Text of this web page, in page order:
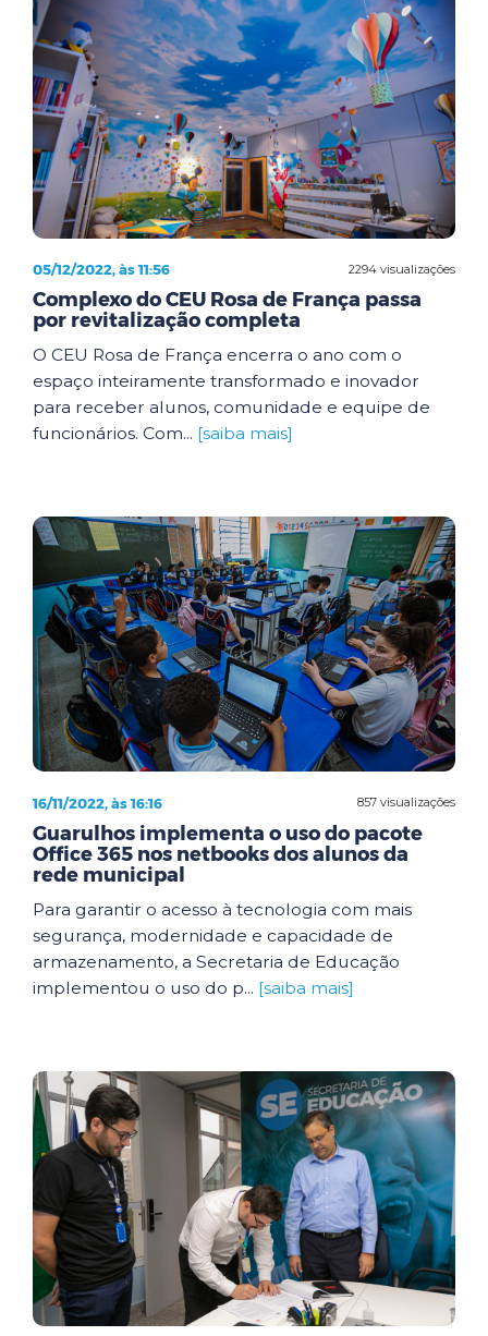
2294 visualizações
05/12/2022, às 11:56
Complexo do CEU Rosa de França passa
por revitalização completa
O CEU Rosa de França encerra o ano com o
espaço inteiramente transformado e inovador
para receber alunos, comunidade e equipe de
funcionários. Com... [saiba mais]
857 visualizações
16/11/2022, às 16:16
Guarulhos implementa o uso do pacote
Office 365 nos netbooks dos alunos da
rede municipal
Para garantir o acesso à tecnologia com mais
segurança, modernidade e capacidade de
armazenamento, a Secretaria de Educação
implementou o uso do p... [saiba mais]